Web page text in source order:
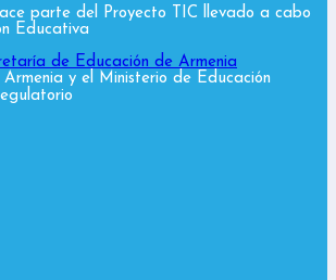
parte del Proyecto TIC llevado a cabo
Educativa
de Educación de Armenia
y el Ministerio de Educación